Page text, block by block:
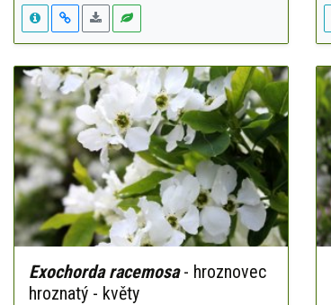
Exochorda racemosa- hroznovec
hroznatý - květy